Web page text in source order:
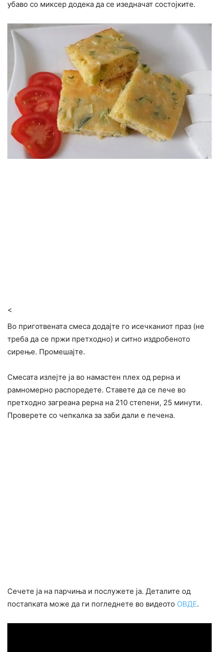
убаво со миксер додека да се изедначат состојките.
<
Во приготвената смеса додајте го исечканиот праз (не
треба да се пржи претходно) и ситно издробеното
сирење. Промешајте.
Смесата излејте ја во намастен плех од рерна и
рамномерно распоредете. Ставете да се пече во
претходно загреана рерна на 210 степени, 25 минути.
Проверете со чепкалка за заби дали е печена.
Сечете ја на парчиња и послужете ја. Деталите од
постапката може да ги погледнете во видеото ОВДЕ.